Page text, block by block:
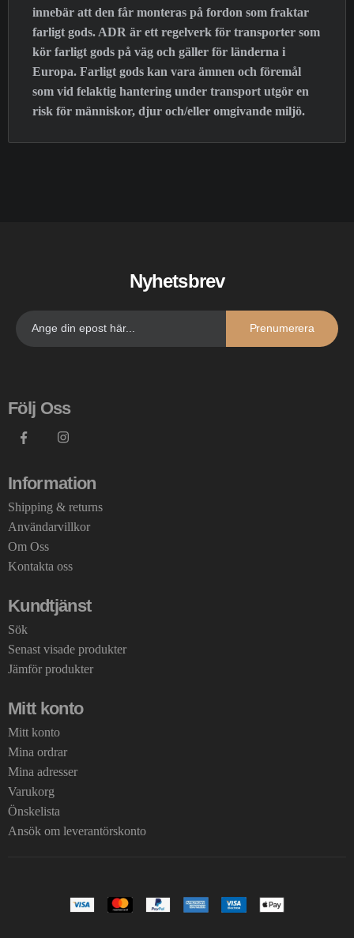
innebär att den får monteras på fordon som fraktar
farligt gods. ADR är ett regelverk för transporter som
kör farligt gods på väg och gäller för länderna i
Europa. Farligt gods kan vara ämnen och föremål
som vid felaktig hantering under transport utgör en
risk för människor, djur och/eller omgivande miljö.
Nyhetsbrev
Prenumerera
Följ Oss
Information
Shipping & returns
Användarvillkor
Om Oss
Kontakta oss
Kundtjänst
Sök
Senast visade produkter
Jämför produkter
Mitt konto
Mitt konto
Mina ordrar
Mina adresser
Varukorg
Önskelista
Ansök om leverantörskonto